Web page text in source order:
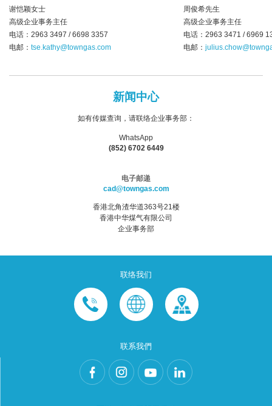
谢恺颖女士
高级企业事务主任
电话：2963 3497 / 6698 3357
电邮： tse.kathy@towngas.com
周俊希先生
高级企业事务主任
电话：2963 3471 / 6969
电邮：
新闻中心
如有传媒查询，请联络企业事务部：
WhatsApp
(852) 6702 6449
电子邮递
cad@towngas.com
香港北角渣华道363号21楼
香港中华煤气有限公司
企业事务部
联络我们
联系我們